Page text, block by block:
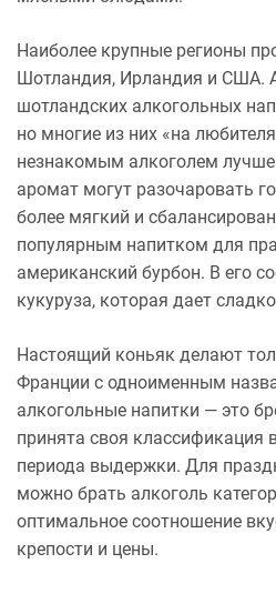
Наиболее крупные регионы
Шотландия, Ирландия и США.
шотландских алкогольных
но многие из них «на
незнакомым алкоголем лучше
аромат могут разочаровать
более мягкий и
популярным напитком для
американский бурбон. В его
кукуруза, которая дает
Настоящий коньяк делают
Франции с одноименным
алкогольные напитки — это
принята своя классификация
периода выдержки. Для
можно брать алкоголь
оптимальное соотношение
крепости и цены.